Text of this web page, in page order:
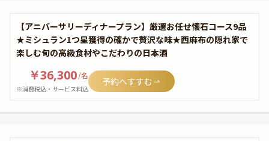
【アニバーサリーディナープラン】厳選お任せ懐石コース9品
★ミシュラン1つ星獲得の確かで贅沢な味★西麻布の隠れ家で
楽しむ旬の高級食材やこだわりの日本酒
￥36,300/名
※消費税込・サービス料込
予約へすすむ